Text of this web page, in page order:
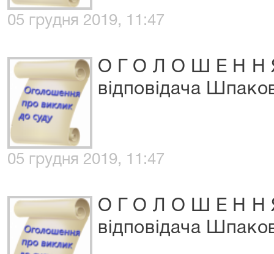
05 грудня 2019, 11:47
О Г О Л О Ш Е Н Н Я
відповідача
05 грудня 2019, 11:47
О Г О Л О Ш Е Н Н Я
відповідача